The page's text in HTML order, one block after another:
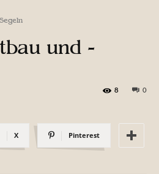
und -
0
8
X Pinterest